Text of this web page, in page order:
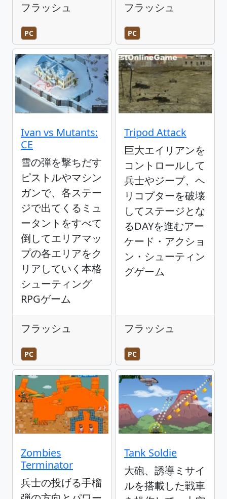
フラッシュ
PC
フラッシュ
PC
Ivan vs Mutants:
CE
雪の弾を撃ちだす
ピストルやマシン
ガンで、各ステー
ジで出てくるミュ
ータントをすべて
倒してエリアマッ
プの各エリアをク
リアしていく本格
シューティング
RPGゲーム
フラッシュ
PC
Tripod Attack
巨大エイリアンを
コントロールして
兵士やジープ、ヘ
リコプターを破壊
してステージとな
るDAYを進むアー
ケード・アクショ
ン・シューティン
グゲーム
フラッシュ
PC
Zombies
Terminator
兵士の投げる手榴
Tank Soldie
大砲、誘導ミサイ
ルを搭載した戦車